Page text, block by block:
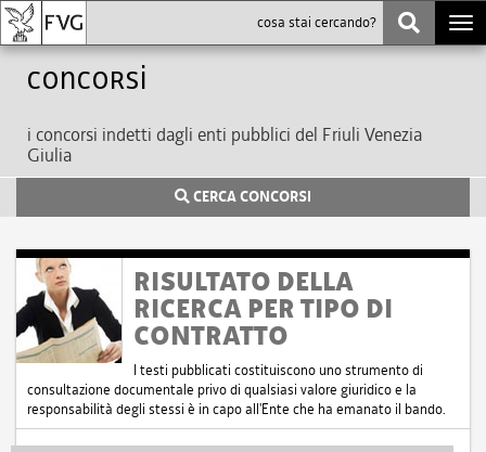
Concorsi
i concorsi indetti dagli enti pubblici del Friuli Venezia
Giulia
CERCA CONCORSI
RISULTATO DELLA
RICERCA PER TIPO DI
CONTRATTO
I testi pubblicati costituiscono uno strumento di
consultazione documentale privo di qualsiasi valore giuridico e la
responsabilità degli stessi è in capo all'Ente che ha emanato il bando.